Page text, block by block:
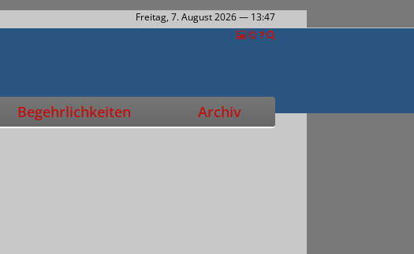
Freitag, 7. August 2026— 13:47
Begehrlichkeiten Archiv